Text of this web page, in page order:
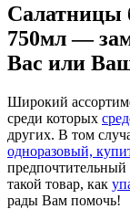
750мл —
Вас или
Широкий
среди которых
других. В том
одноразовый,
предпочтительный
такой товар, как
рады Вам помочь!